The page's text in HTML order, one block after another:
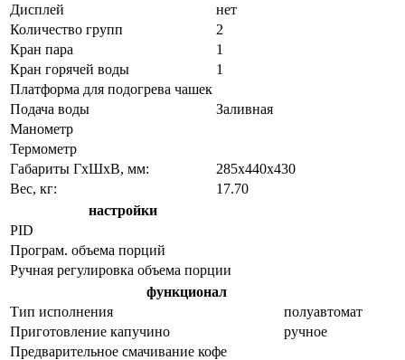
Дисплей
нет
Количество групп
2
Кран пара
1
Кран горячей воды
1
Платформа для подогрева чашек
Подача воды
Заливная
Манометр
Термометр
Габариты ГхШхВ, мм:
285х440х430
Вес, кг:
17.70
настройки
PID
Програм. объема порций
Ручная регулировка объема порции
функционал
Тип исполнения
полуавтомат
Приготовление капучино
ручное
Предварительное смачивание кофе